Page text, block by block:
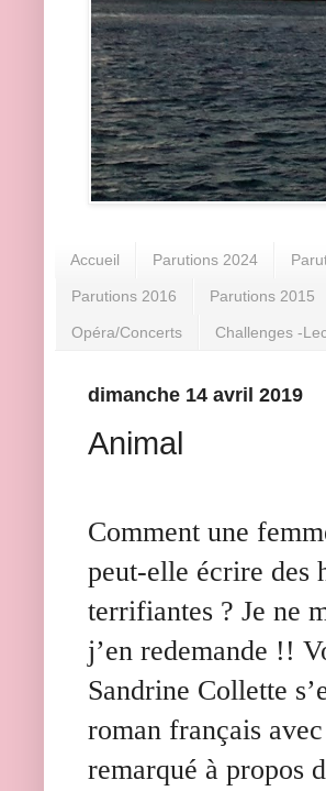
Accueil Parutions 2024
Parutions 2016 Parutions 2015
Opéra/Concerts Challenges -
dimanche 14 avril 2019
Animal
Comment une
peut-elle écrire des
terrifiantes ? Je ne
j’en redemande !!
Sandrine Collette
roman français
remarqué à propos